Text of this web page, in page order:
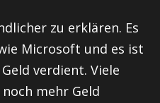
zu erklären. Es
Microsoft und es ist
verdient. Viele
mehr Geld